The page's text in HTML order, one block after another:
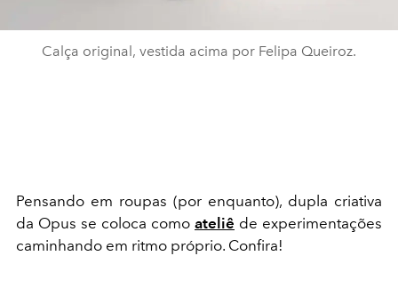
Calça original, vestida acima por Felipa Queiroz.
Pensando em roupas (por enquanto), dupla criativa
da Opus se coloca como ateliê de experimentações
caminhando em ritmo próprio. Confira!